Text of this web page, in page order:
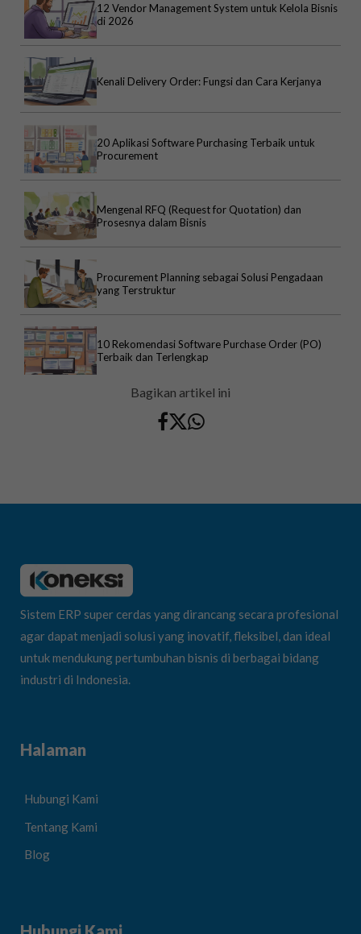
12 Vendor Management System untuk Kelola Bisnis
di 2026
Kenali Delivery Order: Fungsi dan Cara Kerjanya
20 Aplikasi Software Purchasing Terbaik untuk
Procurement
Mengenal RFQ (Request for Quotation) dan
Prosesnya dalam Bisnis
Procurement Planning sebagai Solusi Pengadaan
yang Terstruktur
10 Rekomendasi Software Purchase Order (PO)
Terbaik dan Terlengkap
Bagikan artikel ini
Sistem ERP super cerdas yang dirancang secara profesional
agar dapat menjadi solusi yang inovatif, fleksibel, dan ideal
untuk mendukung pertumbuhan bisnis di berbagai bidang
industri di Indonesia.
Halaman
Hubungi Kami
Tentang Kami
Blog